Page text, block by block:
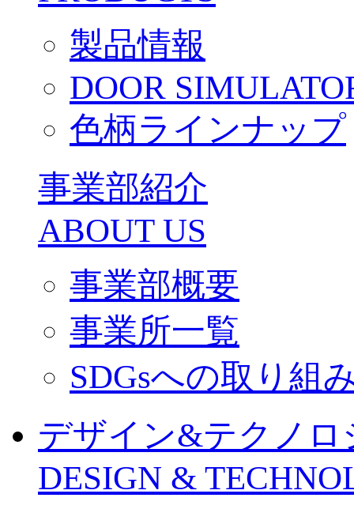
製品情報
DOOR
色柄ラインナップ
事業部紹介
ABOUT US
事業部概要
事業所一覧
SDGsへの取り組
デザイン&テクノロ
DESIGN &